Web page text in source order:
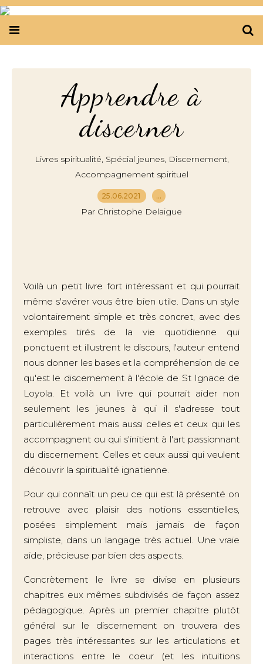
Apprendre à
discerner
Livres spiritualité, Spécial jeunes, Discernement,
Accompagnement spirituel
25.06.2021 …
Par Christophe Delaigue
Voilà un petit livre fort intéressant et qui pourrait
même s'avérer vous être bien utile. Dans un style
volontairement simple et très concret, avec des
exemples tirés de la vie quotidienne qui
ponctuent et illustrent le discours, l'auteur entend
nous donner les bases et la compréhension de ce
qu'est le discernement à l'école de St Ignace de
Loyola. Et voilà un livre qui pourrait aider non
seulement les jeunes à qui il s'adresse tout
particulièrement mais aussi celles et ceux qui les
accompagnent ou qui s'initient à l'art passionnant
du discernement. Celles et ceux aussi qui veulent
découvrir la spiritualité ignatienne.
Pour qui connaît un peu ce qui est là présenté on
retrouve avec plaisir des notions essentielles,
posées simplement mais jamais de façon
simpliste, dans un langage très actuel. Une vraie
aide, précieuse par bien des aspects.
Concrètement le livre se divise en plusieurs
chapitres eux mêmes subdivisés de façon assez
pédagogique. Après un premier chapitre plutôt
général sur le discernement on trouvera des
pages très intéressantes sur les articulations et
interactions entre le coeur (et les intuitions